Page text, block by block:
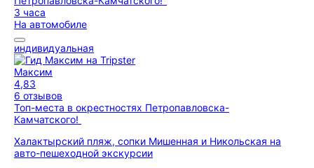
3 часа
На автомобиле
индивидуальная
Максим
4,83
6 отзывов
Топ-места в окрестностях Петропавловска-
Камчатского!
Халактырский пляж, сопки Мишенная и Никольская на
авто-пешеходной экскурсии